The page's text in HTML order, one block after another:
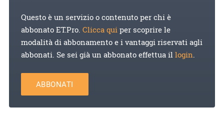
Questo è un servizio o contenuto per chi è
abbonato ET.Pro. Clicca quiper scoprire le
modalità di abbonamento e i vantaggi riservati agli
abbonati. Se sei già un abbonato effettua illogin.
ABBONATI